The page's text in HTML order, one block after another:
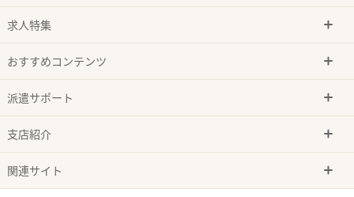
求人特集
おすすめコンテンツ
派遣サポート
支店紹介
関連サイト